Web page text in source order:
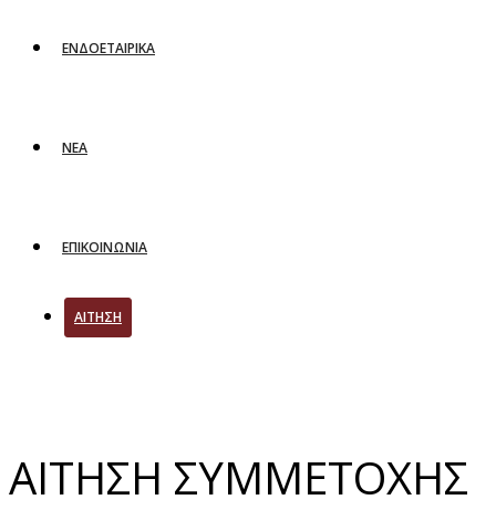
ΕΝΔΟΕΤΑΙΡΙΚΑ
ΝΕΑ
ΕΠΙΚΟΙΝΩΝΙΑ
ΑΙΤΗΣΗ
ΑΙΤΗΣΗ ΣΥΜΜΕΤΟΧΗΣ